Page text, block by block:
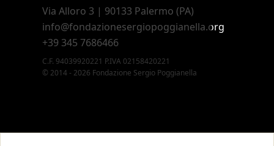
Via Alloro 3 | 90133 Palermo (PA)
info@fondazionesergiopoggianella.org
+39 345 7686466
C.F. 94039920221 P.IVA 02158420221
© 2014 - 2026 Fondazione Sergio Poggianella